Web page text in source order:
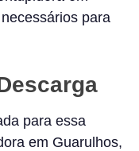
para
para essa
em Guarulhos,